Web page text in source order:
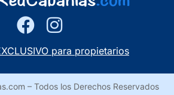
para propietarios
– Todos los Derechos Reservados